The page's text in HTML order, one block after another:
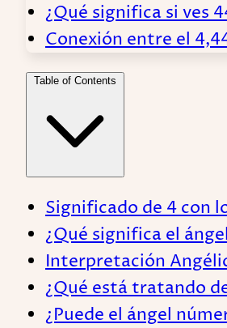
¿Qué significa si ves
Conexión entre el
Table of Contents
Significado de 4 con
¿Qué significa el
Interpretación
¿Qué está tratando
¿Puede el ángel